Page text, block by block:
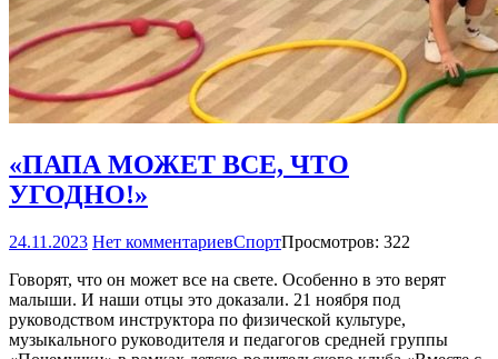
«ПАПА МОЖЕТ ВСЕ, ЧТО
УГОДНО!»
24.11.2023 Нет комментариевСпортПросмотров: 322
Говорят, что он может все на свете. Особенно в это верят
малыши. И наши отцы это доказали. 21 ноября под
руководством инструктора по физической культуре,
музыкального руководителя и педагогов средней группы